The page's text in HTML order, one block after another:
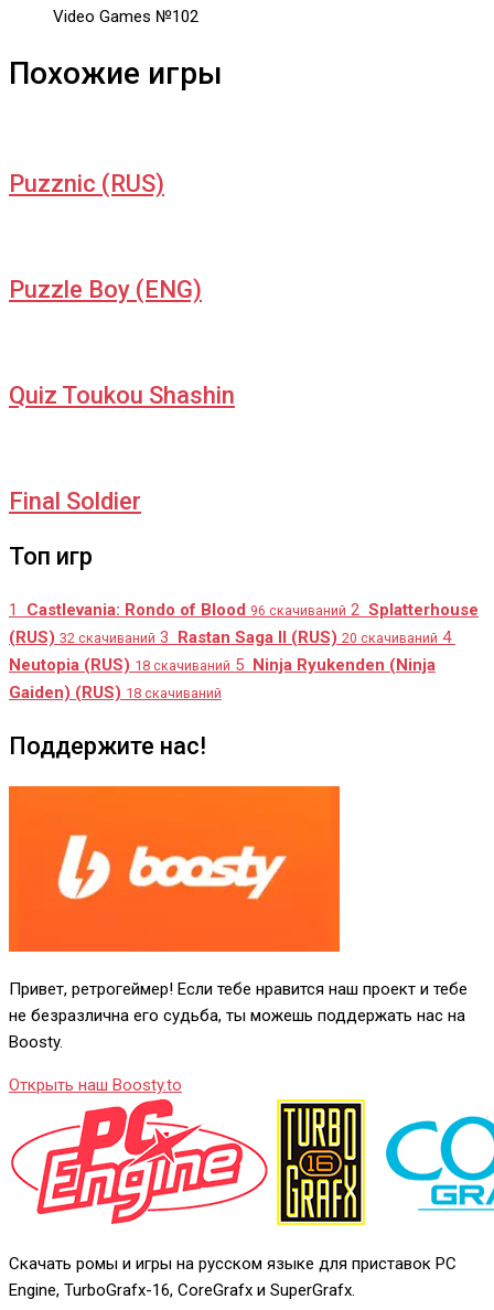
Video Games №102
Похожие игры
Puzznic (RUS)
Puzzle Boy (ENG)
Quiz Toukou Shashin
Final Soldier
Топ игр
1 Castlevania: Rondo of Blood 96 скачиваний 2 Splatterhouse
(RUS) 32 скачиваний 3 Rastan Saga II (RUS) 20 скачиваний 4
Neutopia (RUS) 18 скачиваний 5 Ninja Ryukenden (Ninja
Gaiden) (RUS) 18 скачиваний
Поддержите нас!
Привет, ретрогеймер! Если тебе нравится наш проект и тебе
не безразлична его судьба, ты можешь поддержать нас на
Boosty.
Открыть наш Boosty.to
Скачать ромы и игры на русском языке для приставок PC
Engine, TurboGrafx-16, CoreGrafx и SuperGrafx.